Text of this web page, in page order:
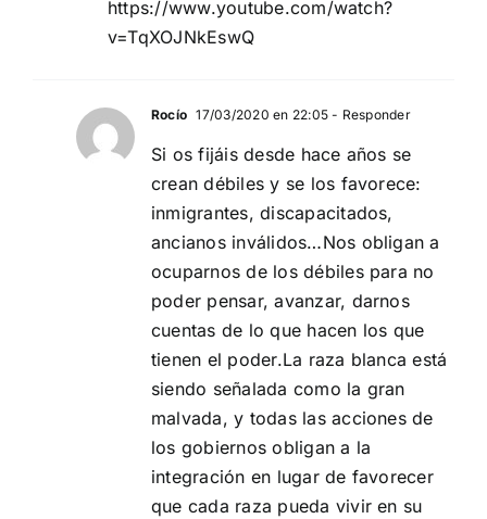
https://www.youtube.com/watch?
v=TqXOJNkEswQ
Rocío 17/03/2020 en 22:05 - Responder
Si os fijáis desde hace años se
crean débiles y se los favorece:
inmigrantes, discapacitados,
ancianos inválidos…Nos obligan a
ocuparnos de los débiles para no
poder pensar, avanzar, darnos
cuentas de lo que hacen los que
tienen el poder.La raza blanca está
siendo señalada como la gran
malvada, y todas las acciones de
los gobiernos obligan a la
integración en lugar de favorecer
que cada raza pueda vivir en su